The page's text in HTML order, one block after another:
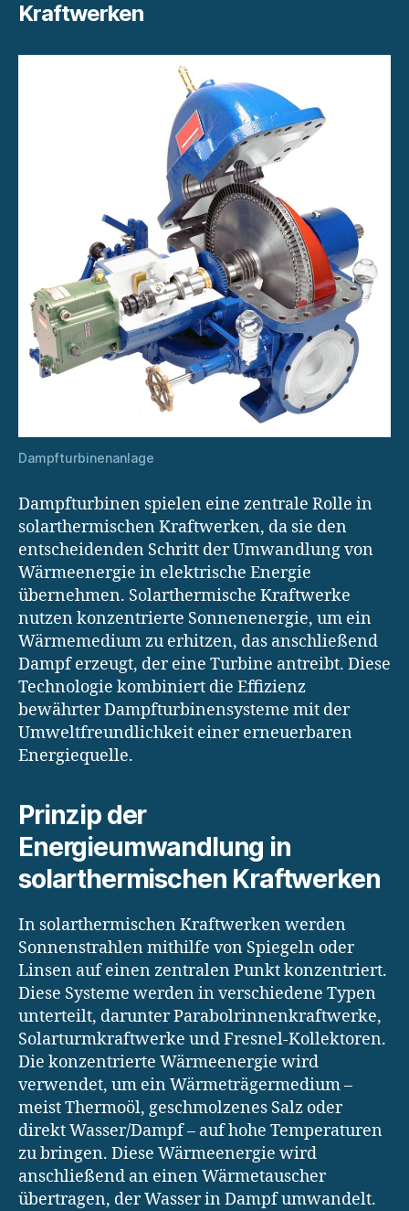
Kraftwerken
Dampfturbinenanlage
Dampfturbinen spielen eine zentrale Rolle in
solarthermischen Kraftwerken, da sie den
entscheidenden Schritt der Umwandlung von
Wärmeenergie in elektrische Energie
übernehmen. Solarthermische Kraftwerke
nutzen konzentrierte Sonnenenergie, um ein
Wärmemedium zu erhitzen, das anschließend
Dampf erzeugt, der eine Turbine antreibt. Diese
Technologie kombiniert die Effizienz
bewährter Dampfturbinensysteme mit der
Umweltfreundlichkeit einer erneuerbaren
Energiequelle.
Prinzip der
Energieumwandlung in
solarthermischen Kraftwerken
In solarthermischen Kraftwerken werden
Sonnenstrahlen mithilfe von Spiegeln oder
Linsen auf einen zentralen Punkt konzentriert.
Diese Systeme werden in verschiedene Typen
unterteilt, darunter Parabolrinnenkraftwerke,
Solarturmkraftwerke und Fresnel-Kollektoren.
Die konzentrierte Wärmeenergie wird
verwendet, um ein Wärmeträgermedium –
meist Thermoöl, geschmolzenes Salz oder
direkt Wasser/Dampf – auf hohe Temperaturen
zu bringen. Diese Wärmeenergie wird
anschließend an einen Wärmetauscher
übertragen, der Wasser in Dampf umwandelt.